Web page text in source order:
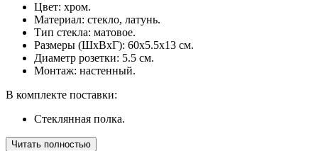
Цвет: хром.
Материал: стекло, латунь.
Тип стекла: матовое.
Размеры (ШхВхГ): 60х5.5х13 см.
Диаметр розетки: 5.5 см.
Монтаж: настенный.
В комплекте поставки:
Стеклянная полка.
Читать полностью